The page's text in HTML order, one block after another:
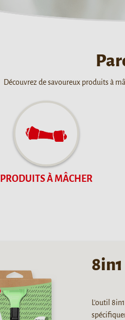
Découvrez de savoureux produits à
PRODUITS À MÂCHER
L'outil